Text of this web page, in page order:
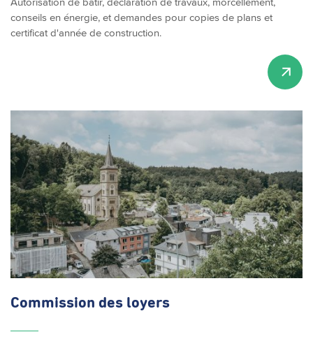
conseils en énergie, et demandes pour copies de plans et
certificat d'année de construction.
Commission des loyers